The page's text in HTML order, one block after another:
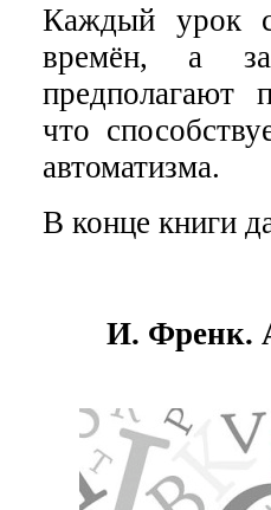
Каждый урок
времён, а
предполагают
что
автоматизма.
В конце книги
И. Френк.